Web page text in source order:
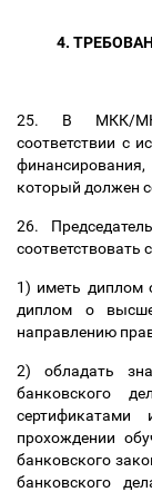
4.
25. В МКК/
соответствии с
финансирования,
который должен
26.
1) иметь диплом
диплом о
направлению
2) обладать
банковского
прохождении
банковского
банковского